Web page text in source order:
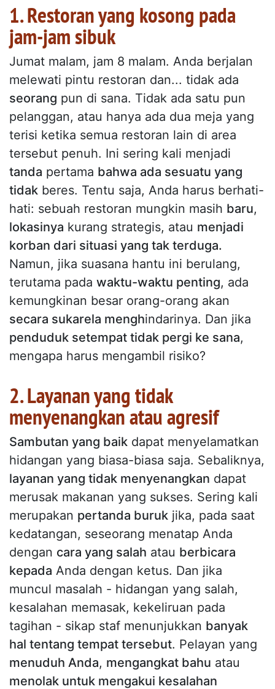
1. Restoran yang kosong pada
jam-jam sibuk
Jumat malam, jam 8 malam. Anda berjalan
melewati pintu restoran dan... tidak ada
seorang pun di sana. Tidak ada satu pun
pelanggan, atau hanya ada dua meja yang
terisi ketika semua restoran lain di area
tersebut penuh. Ini sering kali menjadi
tanda pertama bahwa ada sesuatu yang
tidak beres. Tentu saja, Anda harus berhati-
hati: sebuah restoran mungkin masih baru,
lokasinya kurang strategis, atau menjadi
korban dari situasi yang tak terduga.
Namun, jika suasana hantu ini berulang,
terutama pada waktu-waktu penting, ada
kemungkinan besar orang-orang akan
secara sukarela menghindarinya. Dan jika
penduduk setempat tidak pergi ke sana,
mengapa harus mengambil risiko?
2. Layanan yang tidak
menyenangkan atau agresif
Sambutan yang baik dapat menyelamatkan
hidangan yang biasa-biasa saja. Sebaliknya,
layanan yang tidak menyenangkan dapat
merusak makanan yang sukses. Sering kali
merupakan pertanda buruk jika, pada saat
kedatangan, seseorang menatap Anda
dengan cara yang salah atau berbicara
kepada Anda dengan ketus. Dan jika
muncul masalah - hidangan yang salah,
kesalahan memasak, kekeliruan pada
tagihan - sikap staf menunjukkan banyak
hal tentang tempat tersebut. Pelayan yang
menuduh Anda, mengangkat bahu atau
menolak untuk mengakui kesalahan